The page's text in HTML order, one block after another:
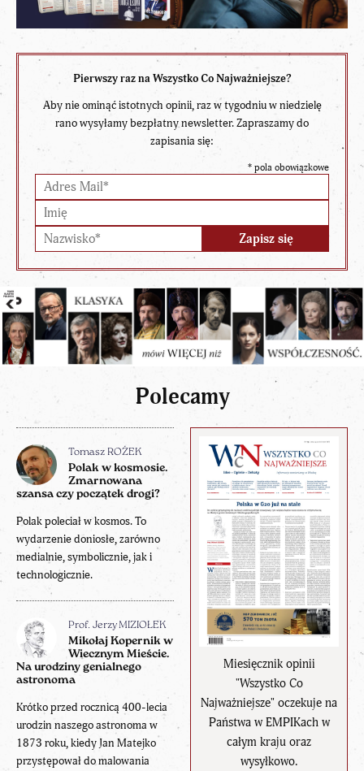
Pierwszy raz na Wszystko Co Najważniejsze?
Aby nie ominąć istotnych opinii, raz w tygodniu w niedzielę
rano wysyłamy bezpłatny newsletter. Zapraszamy do
zapisania się:
* pola obowiązkowe
Polecamy
Miesięcznik opinii
"Wszystko Co
Najważniejsze" oczekuje na
Państwa w EMPIKach w
całym kraju oraz
wysyłkowo.
Tomasz ROŻEK
Polak w kosmosie.
Zmarnowana
szansa czy początek drogi?
Polak poleciał w kosmos. To
wydarzenie doniosłe, zarówno
medialnie, symbolicznie, jak i
technologicznie.
Prof. Jerzy MIZIOŁEK
Mikołaj Kopernik w
Wiecznym Mieście.
Na urodziny genialnego
astronoma
Krótko przed rocznicą 400-lecia
urodzin naszego astronoma w
1873 roku, kiedy Jan Matejko
przystępował do malowania